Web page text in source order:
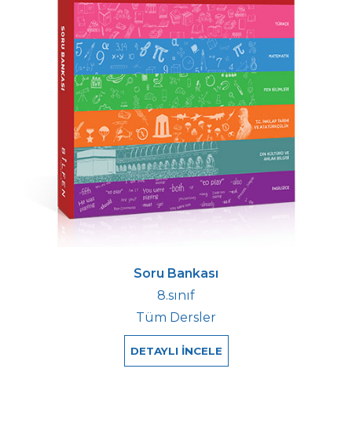
Soru Bankası
8.sınıf
Tüm Dersler
DETAYLI İNCELE